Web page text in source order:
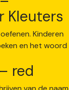
Kleuters
red